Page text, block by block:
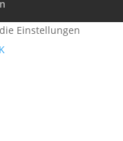
Einstellungen